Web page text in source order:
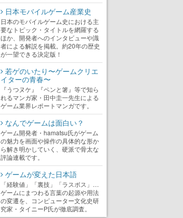
日本モバイルゲーム産業史
日本のモバイルゲーム史における主
要なトピック・タイトルを網羅する
ほか、開発者へのインタビューや識
者による解説を掲載。約20年の歴史
が一望できる決定版！
若ゲのいたり〜ゲームクリエ
イターの青春〜
『うつヌケ』『ペンと箸』等で知ら
れるマンガ家・田中圭一先生による
ゲーム業界レポートマンガです。
なんでゲームは面白い？
ゲーム開発者・hamatsu氏がゲーム
の魅力を画面や操作の具体的な形か
ら解き明かしていく、硬派で骨太な
評論連載です。
ゲームが変えた日本語
「経験値」「裏技」「ラスボス」…
ゲームにまつわる言葉の起源や用法
の変遷を、コンピューター文化史研
究家・タイニーP氏が徹底調査。